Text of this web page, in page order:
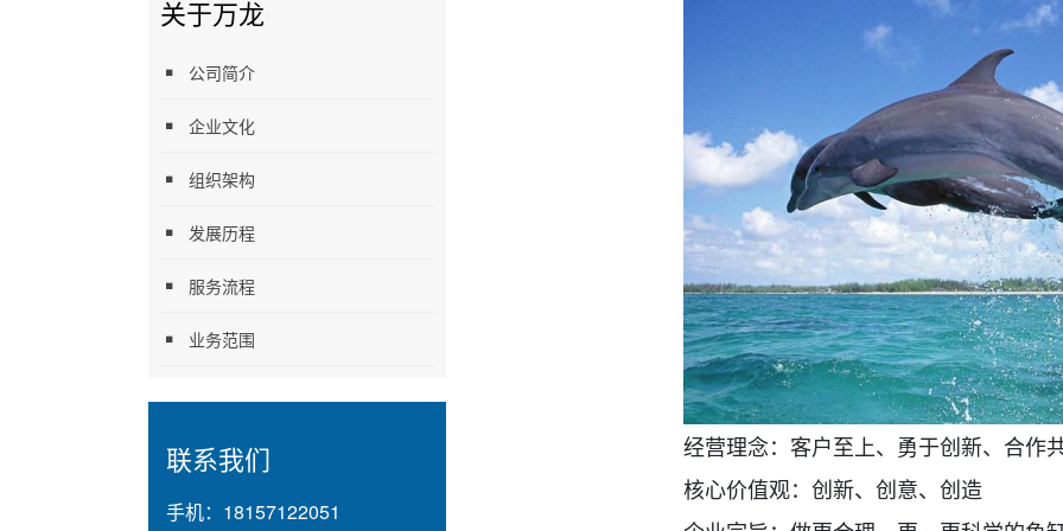
关于万龙
公司简介
企业文化
组织架构
发展历程
服务流程
业务范围
联系我们
手机： 18157122051
经营理念：客户至上、勇于创新、合作
核心价值观：创新、创意、创造